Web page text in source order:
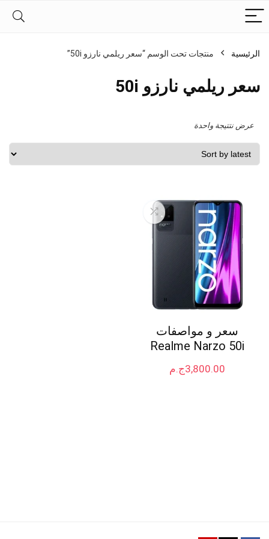
الرئيسية منتجات تحت الوسم “سعر ريلمي نارزو 50i”
سعر ريلمي نارزو 50i
عرض نتتيجة واحدة
سعر و مواصفات
Realme Narzo 50i
ج.م3,800.00